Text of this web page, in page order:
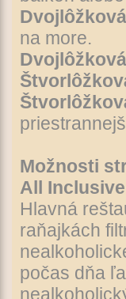
na more.
Možnosti
All Inclusive
Hlavná
raňajkách
počas dňa